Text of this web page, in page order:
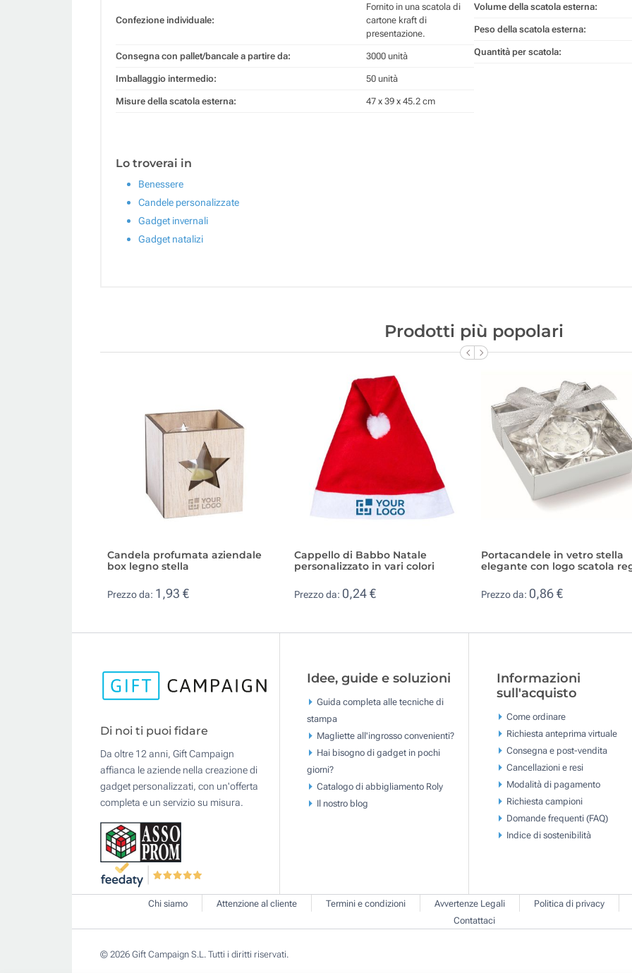
Confezione individuale:
Fornito in una scatola di
cartone kraft di
presentazione.
Consegna con pallet/bancale a partire da: 3000 unità
Imballaggio intermedio: 50 unità
Misure della scatola esterna: 47 x 39 x 45.2 cm
Volume della scatola esterna:
Peso della scatola esterna:
Quantità per scatola:
Lo troverai in
Benessere
Candele personalizzate
Gadget invernali
Gadget natalizi
Prodotti più popolari
Candela profumata aziendale
box legno stella
Prezzo da: 1,93 €
Cappello di Babbo Natale
personalizzato in vari colori
Prezzo da: 0,24 €
Portacandele in vetro stella
elegante con logo scatola
Prezzo da: 0,86 €
Di noi ti puoi fidare
Da oltre 12 anni, Gift Campaign
affianca le aziende nella creazione di
gadget personalizzati, con un'offerta
completa e un servizio su misura.
Idee, guide e soluzioni
Guida completa alle tecniche di
stampa
Magliette all'ingrosso convenienti?
Hai bisogno di gadget in pochi
giorni?
Catalogo di abbigliamento Roly
Il nostro blog
Informazioni
sull'acquisto
Come ordinare
Richiesta anteprima virtuale
Consegna e post-vendita
Cancellazioni e resi
Modalità di pagamento
Richiesta campioni
Domande frequenti (FAQ)
Indice di sostenibilità
Chi siamo Attenzione al cliente Termini e condizioni Avvertenze Legali Politica di privacy
Contattaci
© 2026 Gift Campaign S.L. Tutti i diritti riservati.